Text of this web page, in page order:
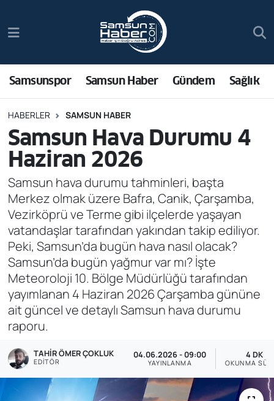
Samsunspor Samsun Haber Gündem Sağlık
HABERLER SAMSUN HABER
Samsun Hava Durumu 4
Haziran 2026
Samsun hava durumu tahminleri, başta
Merkez olmak üzere Bafra, Canik, Çarşamba,
Vezirköprü ve Terme gibi ilçelerde yaşayan
vatandaşlar tarafından yakından takip ediliyor.
Peki, Samsun’da bugün hava nasıl olacak?
Samsun’da bugün yağmur var mı? İşte
Meteoroloji 10. Bölge Müdürlüğü tarafından
yayımlanan 4 Haziran 2026 Çarşamba gününe
ait güncel ve detaylı Samsun hava durumu
raporu.
TAHIR ÖMER ÇOKLUK
EDITÖR
04.06.2026 - 09:00
YAYINLANMA
4 DK
OKUNMA
Samsun Haber
Sağlık
Asayiş
Bilim ve Teknoloji
Bölge
Dünya
Ekonomi
Genel
Gündem
Özel Haber
POLİTİKA
Trafik Durumu
Süper Lig Puan Durumu ve Fikstür
Tüm Manşetler
Son Dakika Haberleri
Haber Arşivi